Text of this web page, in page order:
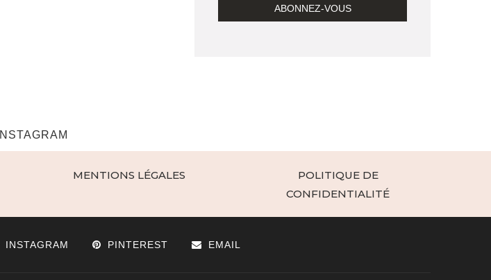
INSTAGRAM
MENTIONS LÉGALES
POLITIQUE DE
CONFIDENTIALITÉ
INSTAGRAM PINTEREST EMAIL